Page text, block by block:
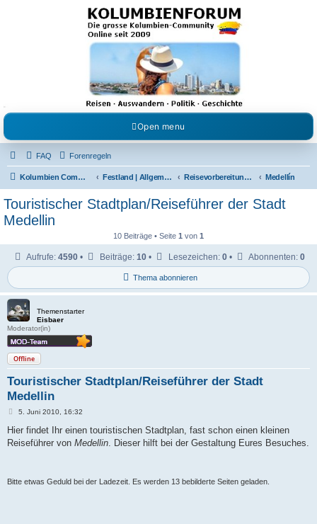
Kolumbienforum - Das
grosse Forum der
Freunde Kolumbiens
Reisen, Auswandern, Kultur, Politik, Geschichte und Visum in Kolumbien und Venezuela.
Austausch, Erfahrungen und Gemeinschaft im Kolumbienforum
Open menu
FAQ Forenregeln
Kolumbien Community Festland | Allgemeine Fragen Reisevorbereitungen & Reiseerfahrungen Medellín
Touristischer Stadtplan/Reiseführer der Stadt
Medellin
10 Beiträge • Seite 1 von 1
Thema abonnieren
Aufrufe: 4590 • Beiträge: 10 • Lesezeichen: 0 • Abonnenten: 0
Themenstarter
Eisbaer
Moderator(in)
Offline
Touristischer Stadtplan/Reiseführer der Stadt
Medellin
B
i
r
5. Juni 2010, 16:32
Hier findet Ihr einen touristischen Stadtplan, fast schon einen kleinen
Reiseführer von Medellin . Dieser hilft bei der Gestaltung Eures Besuches.
Bitte etwas Geduld bei der Ladezeit. Es werden 13 bebilderte Seiten geladen.